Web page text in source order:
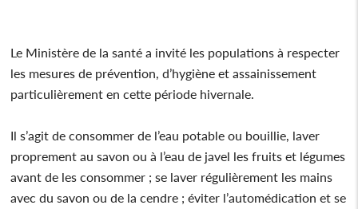
Le Ministère de la santé a invité les populations à respecter
les mesures de prévention, d’hygiène et assainissement
particulièrement en cette période hivernale.
Il s’agit de consommer de l’eau potable ou bouillie, laver
proprement au savon ou à l’eau de javel les fruits et légumes
avant de les consommer ; se laver régulièrement les mains
avec du savon ou de la cendre ; éviter l’automédication et se